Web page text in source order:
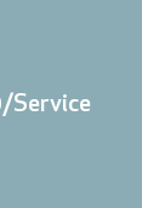
Service